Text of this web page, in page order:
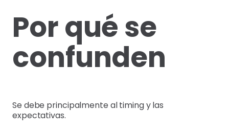
Por qué se
confunden
Se debe principalmente al timing y las
expectativas.